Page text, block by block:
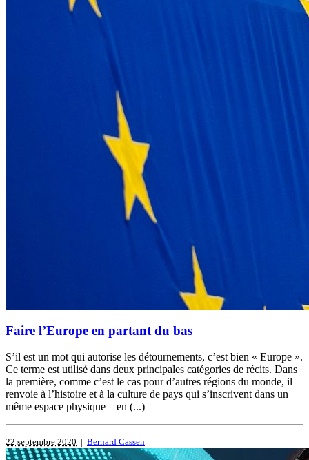
Faire l’Europe en partant du bas
S’il est un mot qui autorise les détournements, c’est bien « Europe ».
Ce terme est utilisé dans deux principales catégories de récits. Dans
la première, comme c’est le cas pour d’autres régions du monde, il
renvoie à l’histoire et à la culture de pays qui s’inscrivent dans un
même espace physique – en (...)
22 septembre 2020 | Bernard Cassen